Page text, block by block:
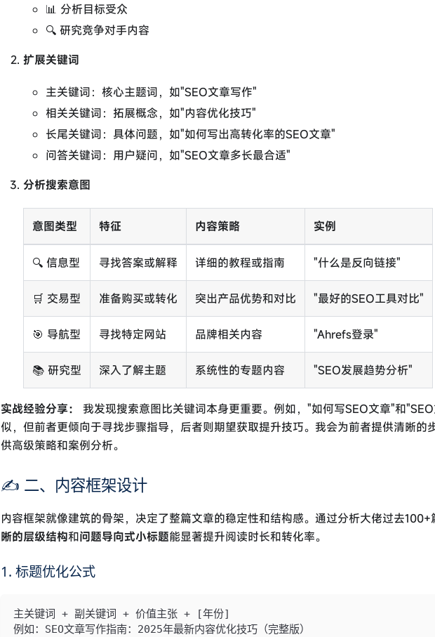
📊 分析目标受众
🔍 研究竞争对手内容
扩展关键词
主关键词：核心主题词，如"SEO文章写作"
相关关键词：拓展概念，如"内容优化技巧"
长尾关键词：具体问题，如"如何写出高转化率的SEO文章"
问答关键词：用户疑问，如"SEO文章多长最合适"
分析搜索意图
意图类型 特征 内容策略 实例
🔍 信息型 寻找答案或解释 详细的教程或指南 "什么是反向链接"
🛒 交易型 准备购买或转化 突出产品优势和对比 "最好的SEO工具对比"
🎯 导航型 寻找特定网站 品牌相关内容 "Ahrefs登录"
📚 研究型 深入了解主题 系统性的专题内容 "SEO发展趋势分析"
实战经验分享：
我发现搜索意图比关键词本身更重要。例如，"如何写SEO文章"和
似，但前者更倾向于寻找步骤指导，后者则期望获取提升技巧。我会为前者提供清晰的
供高级策略和案例分析。
✍️ 二、内容框架设计
内容框架就像建筑的骨架，决定了整篇文章的稳定性和结构感。通过分析大佬过去
晰的层级结构和问题导向式小标题能显著提升阅读时长和转化率。
1. 标题优化公式
主关键词 + 副关键词 + 价值主张 + [年份]
例如：SEO文章写作指南：2025年最新内容优化技巧（完整版）